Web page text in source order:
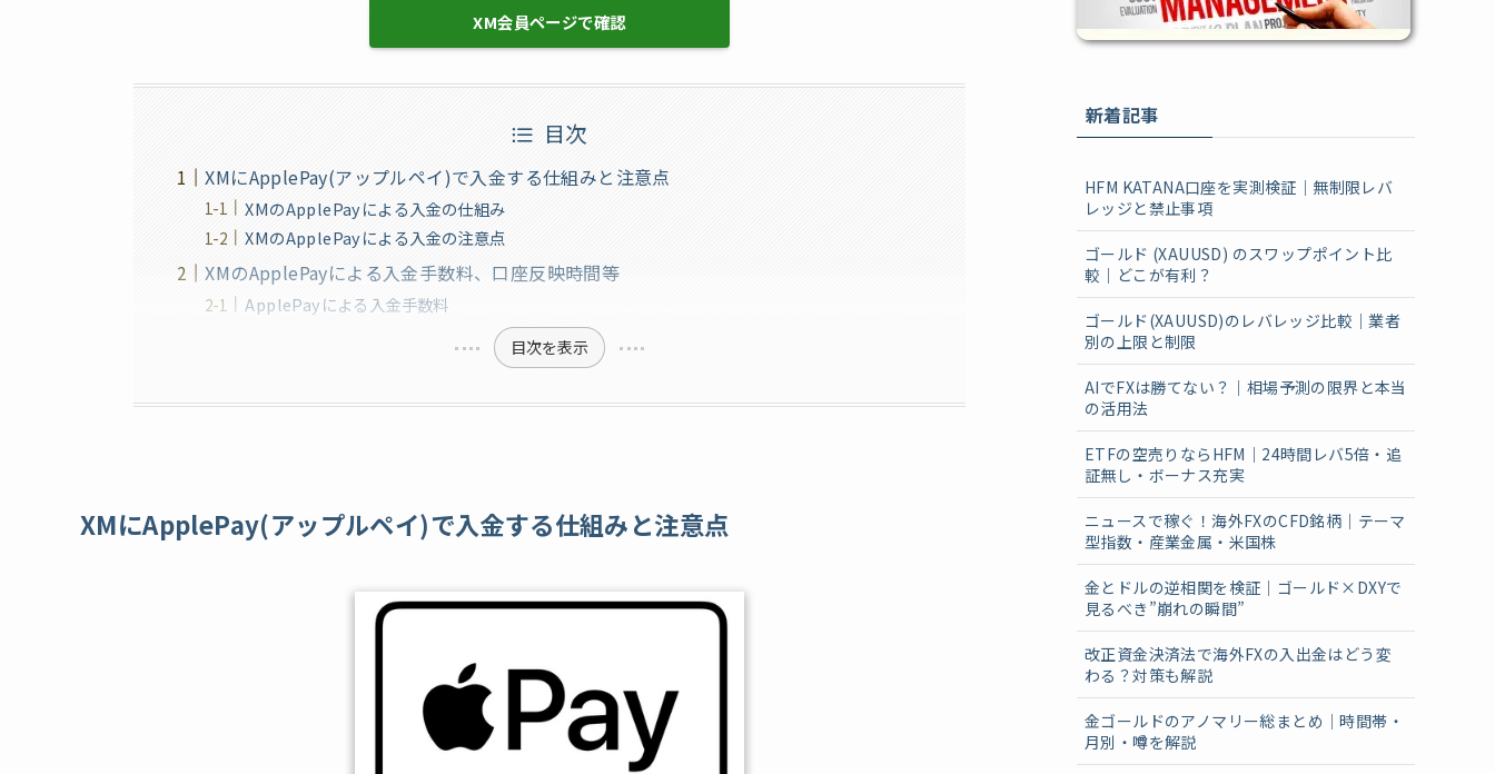
XM会員ページで確認
目次
XMにApplePay(アップルペイ)で入金する仕組みと注意点
XMのApplePayによる入金の仕組み
XMのApplePayによる入金の注意点
XMのApplePayによる入金手数料、口座反映時間等
ApplePayによる入金手数料
目次を表示
XMにApplePay(アップルペイ)で入金する仕組みと注意点
新着記事
HFM KATANA口座を実測検証｜無制限レバ
レッジと禁止事項
ゴールド (XAUUSD) のスワップポイント比
較｜どこが有利？
ゴールド(XAUUSD)のレバレッジ比較｜業者
別の上限と制限
AIでFXは勝てない？｜相場予測の限界と本当
の活用法
ETFの空売りならHFM｜24時間レバ5倍・追
証無し・ボーナス充実
ニュースで稼ぐ！海外FXのCFD銘柄｜テーマ
型指数・産業金属・米国株
金とドルの逆相関を検証｜ゴールド×DXYで
見るべき”崩れの瞬間”
改正資金決済法で海外FXの入出金はどう変
わる？対策も解説
金ゴールドのアノマリー総まとめ｜時間帯・
月別・噂を解説